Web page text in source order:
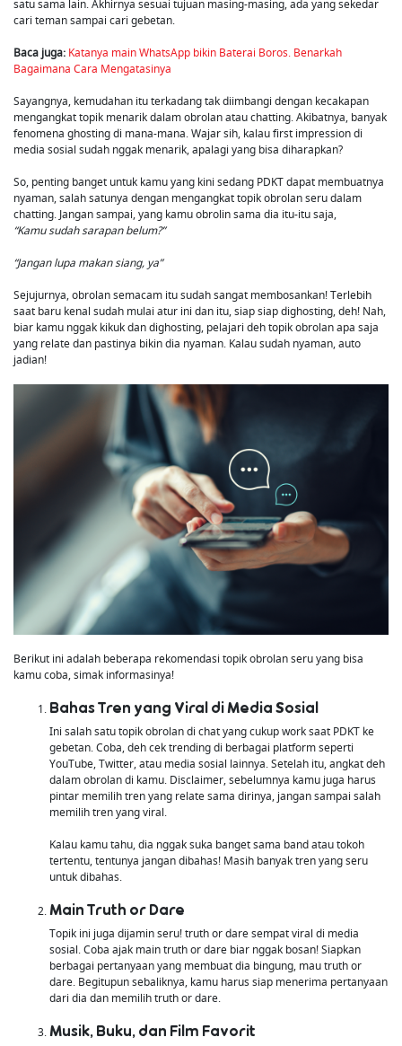
satu sama lain. Akhirnya sesuai tujuan masing-masing, ada yang sekedar
cari teman sampai cari gebetan.
Baca juga: Katanya main WhatsApp bikin Baterai Boros. Benarkah
Bagaimana Cara Mengatasinya
Sayangnya, kemudahan itu terkadang tak diimbangi dengan kecakapan
mengangkat topik menarik dalam obrolan atau chatting. Akibatnya, banyak
fenomena ghosting di mana-mana. Wajar sih, kalau first impression di
media sosial sudah nggak menarik, apalagi yang bisa diharapkan?
So, penting banget untuk kamu yang kini sedang PDKT dapat membuatnya
nyaman, salah satunya dengan mengangkat topik obrolan seru dalam
chatting. Jangan sampai, yang kamu obrolin sama dia itu-itu saja,
“Kamu sudah sarapan belum?”
“Jangan lupa makan siang, ya”
Sejujurnya, obrolan semacam itu sudah sangat membosankan! Terlebih
saat baru kenal sudah mulai atur ini dan itu, siap siap dighosting, deh! Nah,
biar kamu nggak kikuk dan dighosting, pelajari deh topik obrolan apa saja
yang relate dan pastinya bikin dia nyaman. Kalau sudah nyaman, auto
jadian!
Berikut ini adalah beberapa rekomendasi topik obrolan seru yang bisa
kamu coba, simak informasinya!
Bahas Tren yang Viral di Media Sosial
Ini salah satu topik obrolan di chat yang cukup work saat PDKT ke
gebetan. Coba, deh cek trending di berbagai platform seperti
YouTube, Twitter, atau media sosial lainnya. Setelah itu, angkat deh
dalam obrolan di kamu. Disclaimer, sebelumnya kamu juga harus
pintar memilih tren yang relate sama dirinya, jangan sampai salah
memilih tren yang viral.
Kalau kamu tahu, dia nggak suka banget sama band atau tokoh
tertentu, tentunya jangan dibahas! Masih banyak tren yang seru
untuk dibahas.
Main Truth or Dare
Topik ini juga dijamin seru! truth or dare sempat viral di media
sosial. Coba ajak main truth or dare biar nggak bosan! Siapkan
berbagai pertanyaan yang membuat dia bingung, mau truth or
dare. Begitupun sebaliknya, kamu harus siap menerima pertanyaan
dari dia dan memilih truth or dare.
Musik, Buku, dan Film Favorit